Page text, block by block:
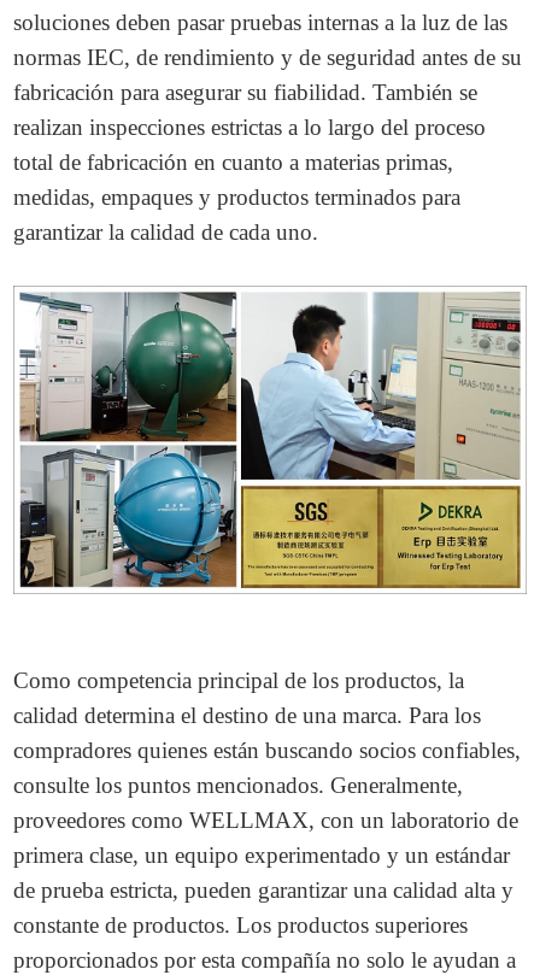
soluciones deben pasar pruebas internas a la luz de las
normas IEC, de rendimiento y de seguridad antes de su
fabricación para asegurar su fiabilidad. También se
realizan inspecciones estrictas a lo largo del proceso
total de fabricación en cuanto a materias primas,
medidas, empaques y productos terminados para
garantizar la calidad de cada uno.
Como competencia principal de los productos, la
calidad determina el destino de una marca. Para los
compradores quienes están buscando socios confiables,
consulte los puntos mencionados. Generalmente,
proveedores como WELLMAX, con un laboratorio de
primera clase, un equipo experimentado y un estándar
de prueba estricta, pueden garantizar una calidad alta y
constante de productos. Los productos superiores
proporcionados por esta compañía no solo le ayudan a